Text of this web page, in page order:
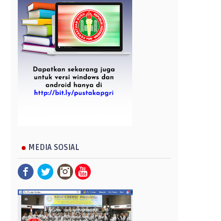
MEDIA SOSIAL